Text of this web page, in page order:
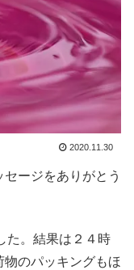
2020.11.30
ージをありがとう
た。結果は２４時
のパッキングもほ